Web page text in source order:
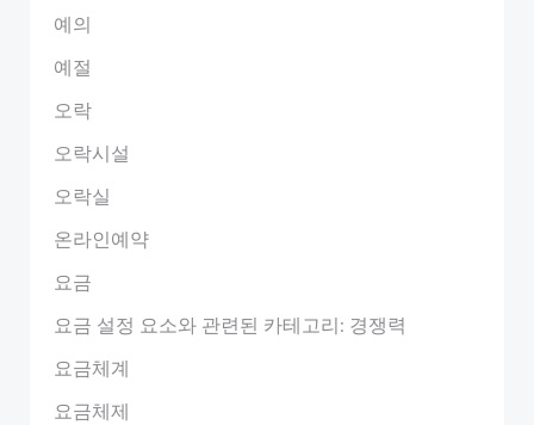
예의
예절
오락
오락시설
오락실
온라인예약
요금
요금 설정 요소와 관련된 카테고리: 경쟁력
요금체계
요금체제